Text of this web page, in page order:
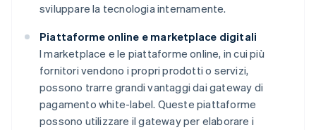
sviluppare la tecnologia internamente.
Piattaforme online e marketplace digitali
I marketplace e le piattaforme online, in cui più
fornitori vendono i propri prodotti o servizi,
possono trarre grandi vantaggi dai gateway di
pagamento white-label. Queste piattaforme
possono utilizzare il gateway per elaborare i